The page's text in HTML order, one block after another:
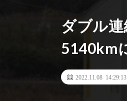
ダブル
5140km
2022.11.08 14:29:13